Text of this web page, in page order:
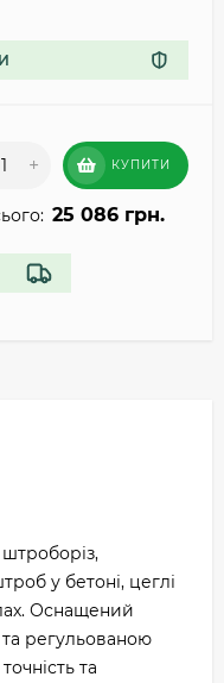
+ КУПИТИ
25 086 грн.
у бетоні, цеглі
Оснащений
регульованою
та